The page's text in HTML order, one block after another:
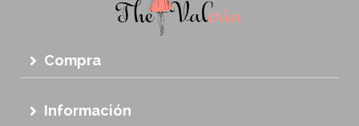
Compra
Información